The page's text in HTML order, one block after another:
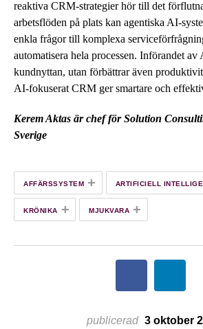
reaktiva CRM-strategier hör till det
arbetsflöden på plats kan agentiska AI-
enkla frågor till komplexa
automatisera hela processen. Införandet av
kundnyttan, utan förbättrar även
AI-fokuserat CRM ger smartare och
Kerem Aktas är chef för Solution
Sverige
AFFÄRSSYSTEM + ARTIFICIELL
KRÖNIKA + MJUKVARA +
publicerad 3 oktober